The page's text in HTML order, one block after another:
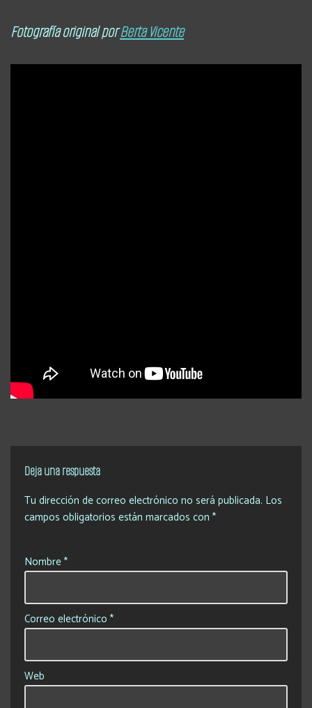
Fotografía original porBerta Vicente
Deja una respuesta
Tu dirección de correo electrónico no será publicada. Los
campos obligatorios están marcados con *
Nombre*
Correo electrónico *
Web